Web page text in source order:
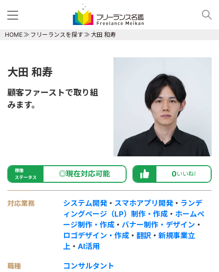
HOME フリーランスを探す 大田 和寿
大田 和寿
顧客ファーストで取り組
みます。
稼働
ステータス
◎現在対応可能 0いいね!
対応業務 システム開発 ・ スマホアプリ開発 ・ ランデ
ィングページ（LP）制作・作成 ・ ホームペ
ージ制作・作成 ・ バナー制作・デザイン ・
ロゴデザイン・作成 ・ 翻訳 ・ 新規事業立
上 ・ AI活用
職種
コンサルタント